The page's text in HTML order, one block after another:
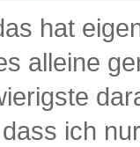
hat
alleine
ich